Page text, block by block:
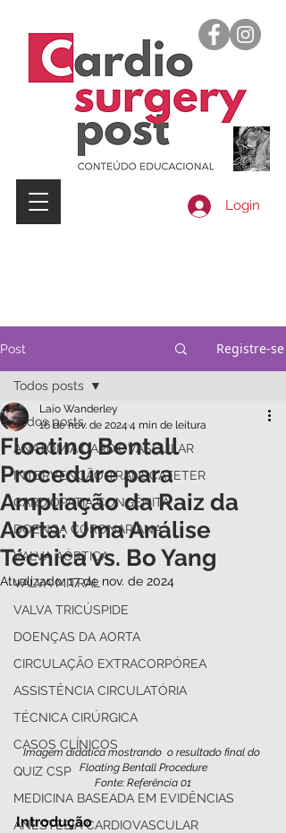
Login
Post Registre-se
Todos posts
ANATOMIA CARDIOVASCULAR
INTERVENÇÃO TRANSCATETER
CARDIOPATIA CONGÊNITA
DOENÇA CORONARIANA
VALVA AÓRTICA
VALVA MITRAL
VALVA TRICÚSPIDE
DOENÇAS DA AORTA
CIRCULAÇÃO EXTRACORPÓREA
ASSISTÊNCIA CIRCULATÓRIA
TÉCNICA CIRÚRGICA
CASOS CLÍNICOS
QUIZ CSP
MEDICINA BASEADA EM EVIDÊNCIAS
ANESTESIA CARDIOVASCULAR
Todos posts
Floating Bentall
Procedure para
Ampliação da Raiz da
Aorta: Uma Análise
Técnica vs. Bo Yang
Laio Wanderley
16 de nov. de 2024 4 min de leitura
Atualizado:17 de nov. de 2024
Imagem didática mostrando  o resultado final do
Floating Bentall Procedure
Fonte: Referência 01
Introdução